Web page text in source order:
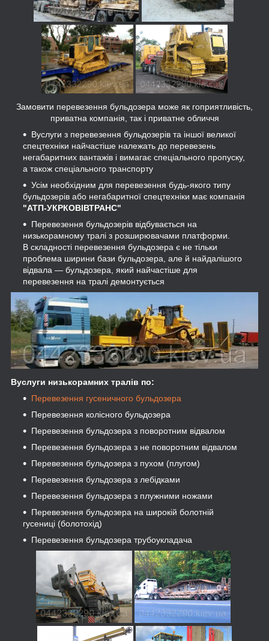
Замовити перевезення бульдозера може як гоприятливість,
приватна компанія, так і приватне обличчя
Вуслуги з перевезення бульдозерів та іншої великої
спецтехніки найчастіше належать до перевезень
негабаритних вантажів і вимагає спеціального пропуску,
а також спеціального транспорту
Усім необхідним для перевезення будь-якого типу
бульдозерів або негабаритної спецтехніки має компанія
"АТП-УКРКОВІВТРАНС"
Перевезення бульдозерів відбувається на
низькорамному тралі з розширювачами платформи.
В складності перевезення бульдозера є не тільки
проблема ширини бази бульдозера, але й найдалішого
відвала — бульдозера, який найчастіше для
перевезення на тралі демонтується
Вуслуги низькорамних тралів по:
Перевезення гусеничного бульдозера
Перевезення колісного бульдозера
Перевезення бульдозера з поворотним відвалом
Перевезення бульдозера з не поворотним відвалом
Перевезення бульдозера з пухом (плугом)
Перевезення бульдозера з лебідками
Перевезення бульдозера з плужними ножами
Перевезення бульдозера на широкій болотній
гусениці (болотохід)
Перевезення бульдозера трубоукладача